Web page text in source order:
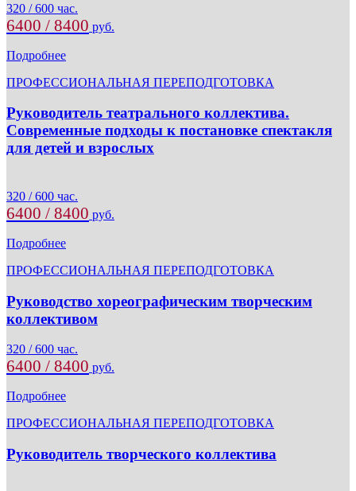
320 / 600 час.
6400 / 8400 руб.
Подробнее
ПРОФЕССИОНАЛЬНАЯ ПЕРЕПОДГОТОВКА
Руководитель театрального коллектива.
Современные подходы к постановке спектакля
для детей и взрослых
320 / 600 час.
6400 / 8400 руб.
Подробнее
ПРОФЕССИОНАЛЬНАЯ ПЕРЕПОДГОТОВКА
Руководство хореографическим творческим
коллективом
320 / 600 час.
6400 / 8400 руб.
Подробнее
ПРОФЕССИОНАЛЬНАЯ ПЕРЕПОДГОТОВКА
Руководитель творческого коллектива